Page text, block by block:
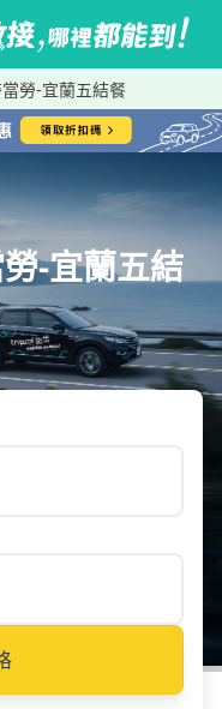
勞-宜蘭五結餐
-宜蘭五結